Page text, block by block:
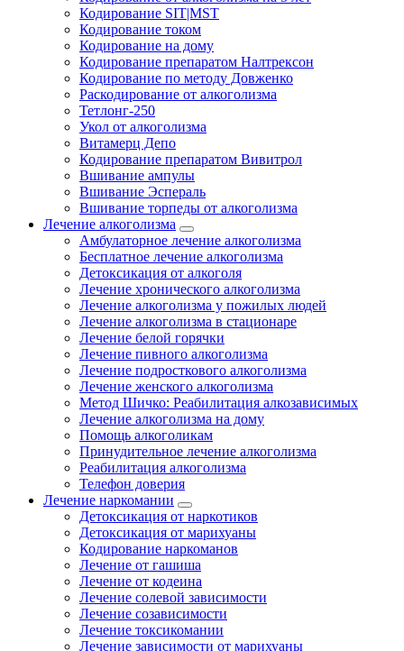
Кодирование SIT|MST
Кодирование током
Кодирование на дому
Кодирование препаратом Налтрексон
Кодирование по методу Довженко
Раскодирование от алкоголизма
Тетлонг-250
Укол от алкоголизма
Витамерц Депо
Кодирование препаратом Вивитрол
Вшивание ампулы
Вшивание Эспераль
Вшивание торпеды от алкоголизма
Лечение алкоголизма
Амбулаторное лечение алкоголизма
Бесплатное лечение алкоголизма
Детоксикация от алкоголя
Лечение хронического алкоголизма
Лечение алкоголизма у пожилых людей
Лечение алкоголизма в стационаре
Лечение белой горячки
Лечение пивного алкоголизма
Лечение подросткового алкоголизма
Лечение женского алкоголизма
Метод Шичко: Реабилитация алкозависимых
Лечение алкоголизма на дому
Помощь алкоголикам
Принудительное лечение алкоголизма
Реабилитация алкоголизма
Телефон доверия
Лечение наркомании
Детоксикация от наркотиков
Детоксикация от марихуаны
Кодирование наркоманов
Лечение от гашиша
Лечение от кодеина
Лечение солевой зависимости
Лечение созависимости
Лечение токсикомании
Лечение зависимости от марихуаны